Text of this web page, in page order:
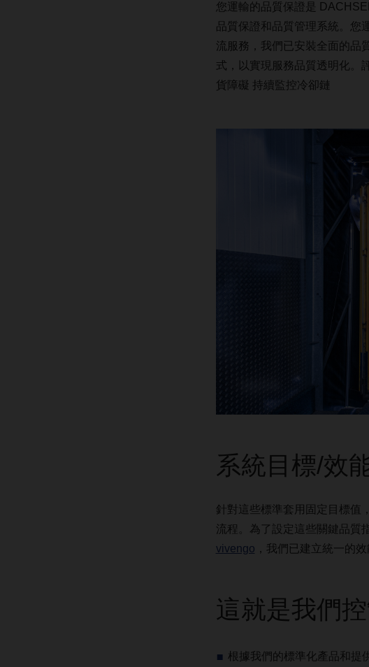
您運輸的品質保證是
品質保證和品質管理系統。您
流服務，我們已安裝全面的品
式，以實現服務品質透明化。
貨障礙 持續監控冷卻鏈
系統目標/效
針對這些標準套用固定目標值
流程。為了設定這些關鍵品質
vivengo ，我們已建立統一的
這就是我們
根據我們的標準化產品和提